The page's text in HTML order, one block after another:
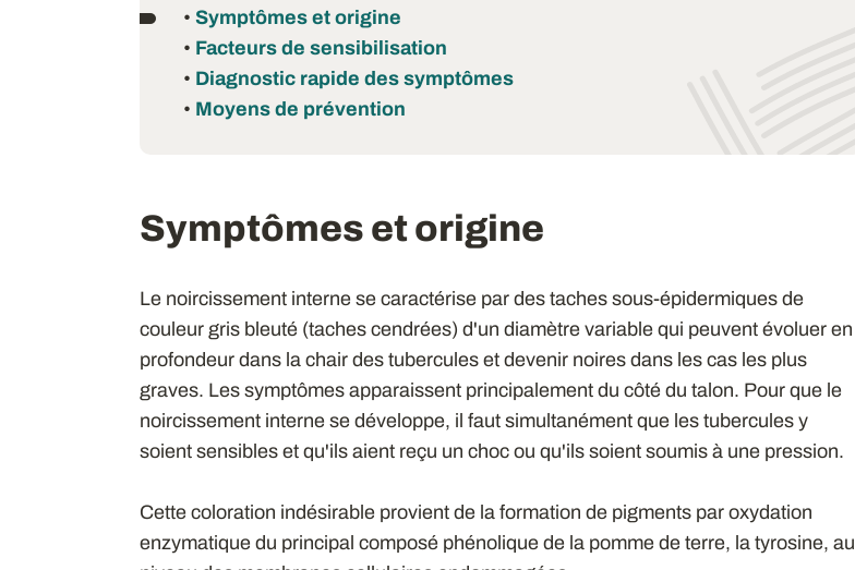
• Symptômes et origine
• Facteurs de sensibilisation
• Diagnostic rapide des symptômes
• Moyens de prévention
Symptômes et origine
Le noircissement interne se caractérise par des taches sous-épidermiques de
couleur gris bleuté (taches cendrées) d'un diamètre variable qui peuvent évoluer en
profondeur dans la chair des tubercules et devenir noires dans les cas les plus
graves. Les symptômes apparaissent principalement du côté du talon. Pour que le
noircissement interne se développe, il faut simultanément que les tubercules y
soient sensibles et qu'ils aient reçu un choc ou qu'ils soient soumis à une pression.
Cette coloration indésirable provient de la formation de pigments par oxydation
enzymatique du principal composé phénolique de la pomme de terre, la tyrosine, au